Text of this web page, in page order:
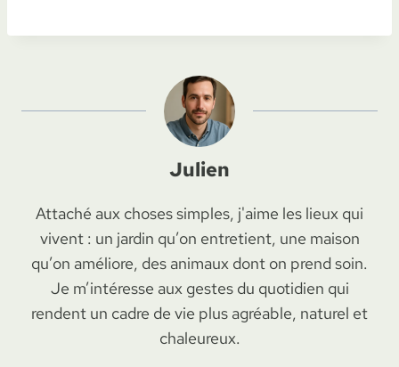
Julien
Attaché aux choses simples, j'aime les lieux qui
vivent : un jardin qu’on entretient, une maison
qu’on améliore, des animaux dont on prend soin.
Je m’intéresse aux gestes du quotidien qui
rendent un cadre de vie plus agréable, naturel et
chaleureux.